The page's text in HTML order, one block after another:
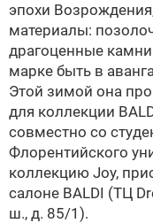
эпохи
материалы:
драгоценные
марке быть в
Этой зимой она
для коллекции
cовместно со
Флорентийского
коллекцию Joy,
салоне BALDI (ТЦ
ш., д. 85/1).